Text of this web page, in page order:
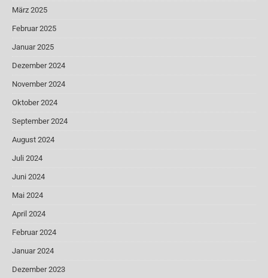
März 2025
Februar 2025
Januar 2025
Dezember 2024
November 2024
Oktober 2024
September 2024
August 2024
Juli 2024
Juni 2024
Mai 2024
April 2024
Februar 2024
Januar 2024
Dezember 2023